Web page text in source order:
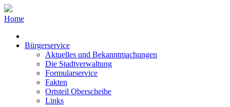
Home
Bürgerservice
Aktuelles und Bekanntmachungen
Die Stadtverwaltung
Formularservice
Fakten
Ortsteil Oberscheibe
Links